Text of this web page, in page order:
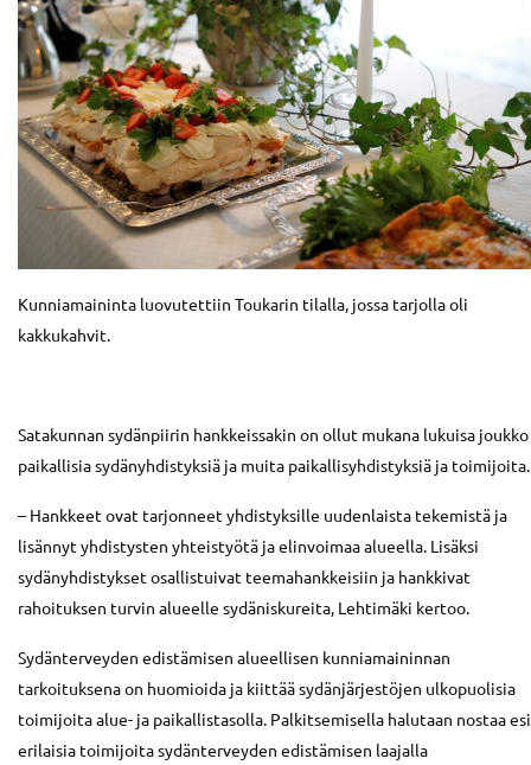
Kunniamaininta luovutettiin Toukarin tilalla, jossa tarjolla oli
kakkukahvit.
Satakunnan sydänpiirin hankkeissakin on ollut mukana lukuisa joukko
paikallisia sydänyhdistyksiä ja muita paikallisyhdistyksiä ja toimijoita.
– Hankkeet ovat tarjonneet yhdistyksille uudenlaista tekemistä ja
lisännyt yhdistysten yhteistyötä ja elinvoimaa alueella. Lisäksi
sydänyhdistykset osallistuivat teemahankkeisiin ja hankkivat
rahoituksen turvin alueelle sydäniskureita, Lehtimäki kertoo.
Sydänterveyden edistämisen alueellisen kunniamaininnan
tarkoituksena on huomioida ja kiittää sydänjärjestöjen ulkopuolisia
toimijoita alue- ja paikallistasolla. Palkitsemisella halutaan nostaa
erilaisia toimijoita sydänterveyden edistämisen laajalla